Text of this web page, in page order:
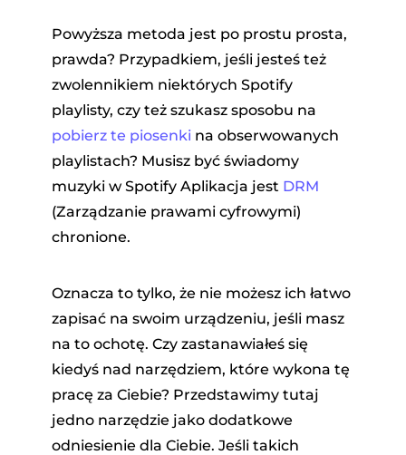
Powyższa metoda jest po prostu prosta,
prawda? Przypadkiem, jeśli jesteś też
zwolennikiem niektórych Spotify
playlisty, czy też szukasz sposobu na
pobierz te piosenkina obserwowanych
playlistach? Musisz być świadomy
muzyki w Spotify Aplikacja jest DRM
(Zarządzanie prawami cyfrowymi)
chronione.
Oznacza to tylko, że nie możesz ich łatwo
zapisać na swoim urządzeniu, jeśli masz
na to ochotę. Czy zastanawiałeś się
kiedyś nad narzędziem, które wykona tę
pracę za Ciebie? Przedstawimy tutaj
jedno narzędzie jako dodatkowe
odniesienie dla Ciebie. Jeśli takich